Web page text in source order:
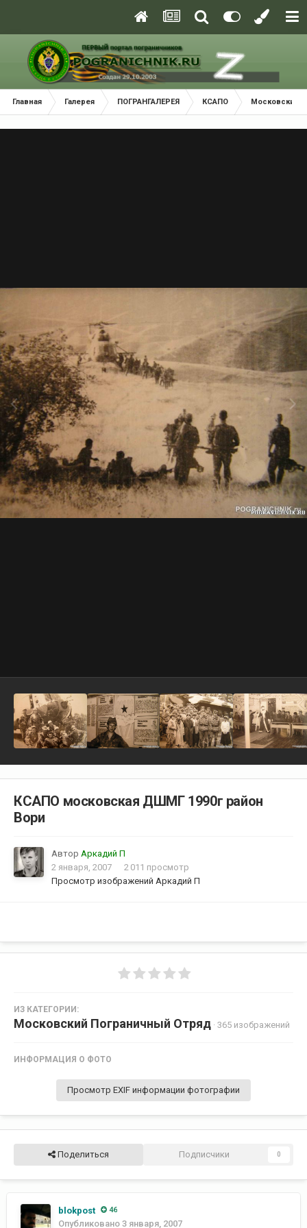
Главная Галерея ПОГРАНГАЛЕРЕЯ КСАПО Московский
КСАПО московская ДШМГ 1990г район
Вори
Автор Аркадий П
2 января, 2007
2 011 просмотр
Просмотр изображений Аркадий П
ИЗ КАТЕГОРИИ:
Московский Пограничный Отряд · 365 изображений
ИНФОРМАЦИЯ О ФОТО
Просмотр EXIF информации фотографии
Поделиться Подписчики 0
blokpost 46
Опубликовано 3 января, 2007